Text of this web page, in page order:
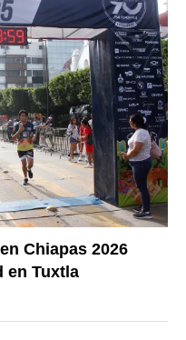
Chiapas 2026
en Tuxtla